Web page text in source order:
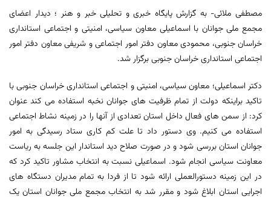
مصطفی ملائی- به گزارش پایگاه خبری و تحلیلی خبر و هنر ؛ دیدار اعضای
مجمع ملی جوانان با اسماعیلی معاون سیاسی، امنیتی و اجتماعی استانداری
خراسان جنوبی، محمودی معاون دفتر امور اجتماعی و شریفی معاون دفتر امور
اجتماعی استانداری خراسان جنوبی برگزار شد.
دکتر اسماعیلی؛ معاون سیاسی، امنیتی و اجتماعی استانداری خراسان جنوبی با
تاکید براینکه دولت از تمام ظرفیت های جوانان نخبه استفاده می کند عنوان
کرد: از سمن های فعال داخل استان تعدادی از آنها را در زمینه نشاط اجتماعی
استفاده می کنیم. وی دستور داد تا علت کم کاری ستاد رسیدگی به امور
جوانان استان بررسی شود و در صورت صلاح دید استاندار این جلسه به ریاست
معاونت سیاسی انجام شود. اسماعیلی نسبت به انتخاب مشاور تاکید کرد که
در این زمینه دستورالعملی ارائه شود تا از فردا به تمام مدیران دستگاه های
اجرایی استان ابلاغ شود و مقرر شد به انتخاب مجمع ملی جوانان استان یک